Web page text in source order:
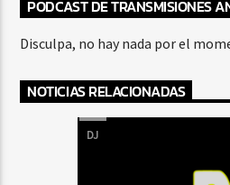
PODCAST DE TRANSMISIONES
Disculpa, no hay nada por el
NOTICIAS RELACIONADAS
DJ